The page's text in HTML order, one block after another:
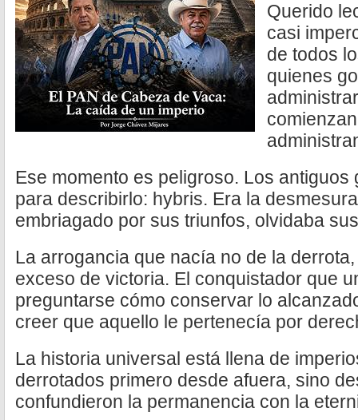
Querido
casi
de todos
quienes
Ese momento es peligroso. Los
para describirlo: hybris. Era la
embriagado por sus triunfos, olvidaba
La arrogancia que nacía no de la
exceso de victoria. El conquistador que
preguntarse cómo conservar lo
creer que aquello le pertenecía por
La historia universal está llena de
derrotados primero desde afuera, sino
confundieron la permanencia con la